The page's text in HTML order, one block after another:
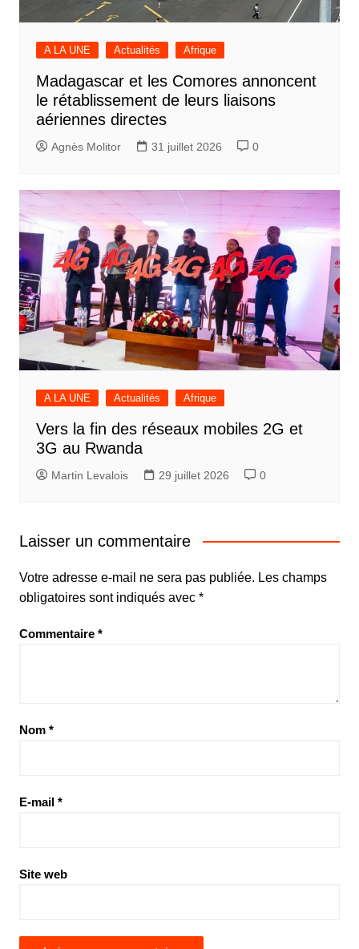
A LA UNE Actualités Afrique
Madagascar et les Comores annoncent
le rétablissement de leurs liaisons
aériennes directes
Agnès Molitor 31 juillet 2026 0
A LA UNE Actualités Afrique
Vers la fin des réseaux mobiles 2G et
3G au Rwanda
Martin Levalois 29 juillet 2026 0
Laisser un commentaire
Votre adresse e-mail ne sera pas publiée. Les champs
obligatoires sont indiqués avec *
Commentaire *
Nom *
E-mail *
Site web